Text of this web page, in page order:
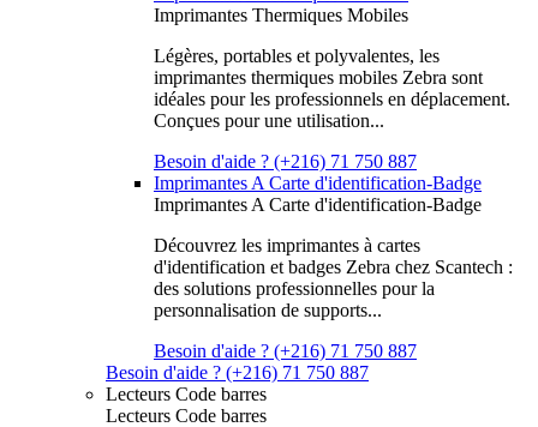
Imprimantes Thermiques Mobiles
Légères, portables et polyvalentes, les
imprimantes thermiques mobiles Zebra sont
idéales pour les professionnels en déplacement.
Conçues pour une utilisation...
Besoin d'aide ? (+216) 71 750 887
Imprimantes A Carte d'identification-Badge
Imprimantes A Carte d'identification-Badge
Découvrez les imprimantes à cartes
d'identification et badges Zebra chez Scantech :
des solutions professionnelles pour la
personnalisation de supports...
Besoin d'aide ? (+216) 71 750 887
Besoin d'aide ? (+216) 71 750 887
Lecteurs Code barres
Lecteurs Code barres